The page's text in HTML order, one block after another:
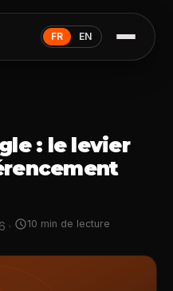
FR EN
: le levier
· schedule10 min de lecture